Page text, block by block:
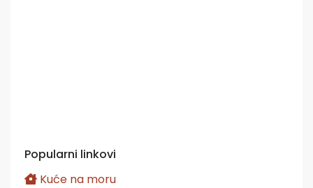
Popularni linkovi
Kuće na moru